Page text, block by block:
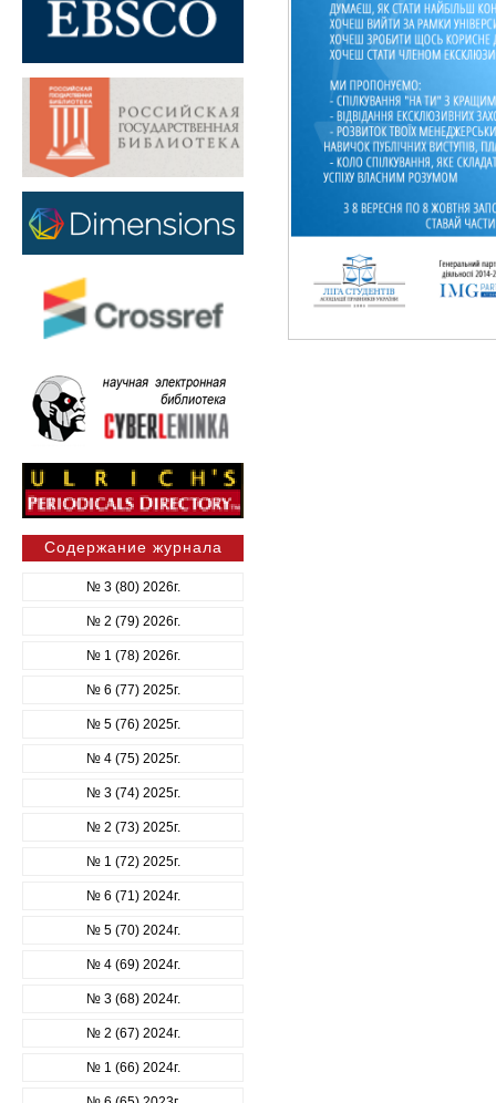
Содержание журнала
№ 3 (80) 2026г.
№ 2 (79) 2026г.
№ 1 (78) 2026г.
№ 6 (77) 2025г.
№ 5 (76) 2025г.
№ 4 (75) 2025г.
№ 3 (74) 2025г.
№ 2 (73) 2025г.
№ 1 (72) 2025г.
№ 6 (71) 2024г.
№ 5 (70) 2024г.
№ 4 (69) 2024г.
№ 3 (68) 2024г.
№ 2 (67) 2024г.
№ 1 (66) 2024г.